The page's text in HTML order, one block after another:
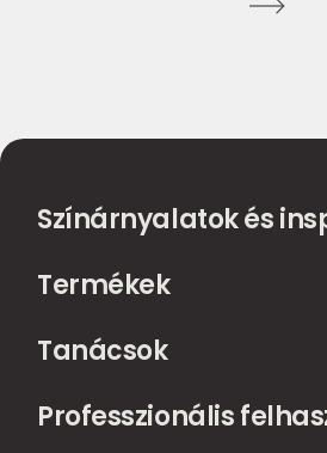
Színárnyalatok és
Termékek
Tanácsok
Professzionális